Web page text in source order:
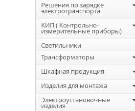
Решения по зарядке
электротранспорта
КИП ( Контрольно-
измерительные приборы)
Светильники
Трансформаторы
Шкафная продукция
Изделия для монтажа
Электроустановочные
изделия